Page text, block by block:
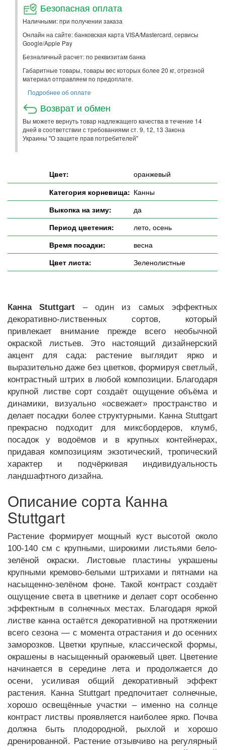
Безопасная оплата
Наличными: при получении заказа
Онлайн на сайте: банковская карта VISA/Mastercard, сервисы
Google/Apple Pay
Безналичный расчет: по реквизитам банка
Габаритные товары, товары вес которых более 20 кг, отрезной
материал отправляем по предоплате.
Подробнее об оплате
Возврат и обмен
Вы можете вернуть товар надлежащего качества в течение 14
дней в соответствии с требованиями ст. 9, 12, 13 Закона
Украины "О защите прав потребителей"
Цвет:
оранжевый
Категория корневища: Канны
Выкопка на зиму:
да
Период цветения:
лето, осень
Время посадки:
весна
Цвет листа:
Зеленолистные
Канна Stuttgart – один из самых эффектных
декоративно-лиственных сортов, который
привлекает внимание прежде всего необычной
окраской листьев. Это настоящий дизайнерский
акцент для сада: растение выглядит ярко и
выразительно даже без цветков, формируя светлый,
контрастный штрих в любой композиции. Благодаря
крупной листве сорт создаёт ощущение объёма и
динамики, визуально «освежает» пространство и
делает посадки более структурными. Канна Stuttgart
прекрасно подходит для миксбордеров, клумб,
посадок у водоёмов и в крупных контейнерах,
придавая композициям экзотический, тропический
характер и подчёркивая индивидуальность
ландшафтного дизайна.
Описание сорта Канна
Stuttgart
Растение формирует мощный куст высотой около
100-140 см с крупными, широкими листьями бело-
зелёной окраски. Листовые пластины украшены
крупными кремово-белыми штрихами и пятнами на
насыщенно-зелёном фоне. Такой контраст создаёт
ощущение света в цветнике и делает сорт особенно
эффектным в солнечных местах. Благодаря яркой
листве канна остаётся декоративной на протяжении
всего сезона — с момента отрастания и до осенних
заморозков. Цветки крупные, классической формы,
окрашены в насыщенный оранжевый цвет. Цветение
начинается в середине лета и продолжается до
осени, усиливая общий декоративный эффект
растения. Канна Stuttgart предпочитает солнечные,
хорошо освещённые участки – именно на солнце
контраст листвы проявляется наиболее ярко. Почва
должна быть плодородной, рыхлой и хорошо
дренированной. Растение отзывчиво на регулярный